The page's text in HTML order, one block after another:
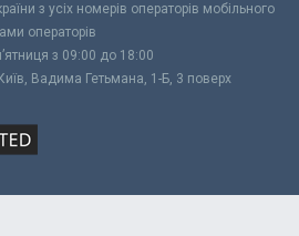
з усіх номерів операторів мобільного
операторів
з 09:00 до 18:00
Вадима Гетьмана, 1-Б, 3 поверх